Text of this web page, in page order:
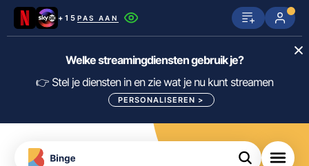
+15 PAS AAN
Netflix SkyShowtime Prime Video
Disney+ Videoland HBO Max
Viaplay Apple TV
Welke streamingdiensten gebruik je?
👉 Stel je diensten in en zie wat je nu kunt streamen
PERSONALISEREN >